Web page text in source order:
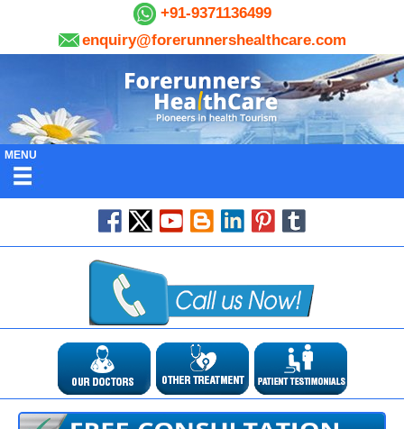
+91-9371136499
enquiry@forerunnershealthcare.com
MENU